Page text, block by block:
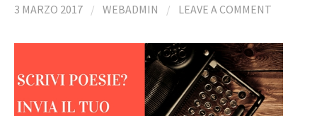
3 MARZO 2017 / WEBADMIN / LEAVE A COMMENT